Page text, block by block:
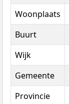
Woonplaats
Buurt
Wijk
Gemeente
Provincie